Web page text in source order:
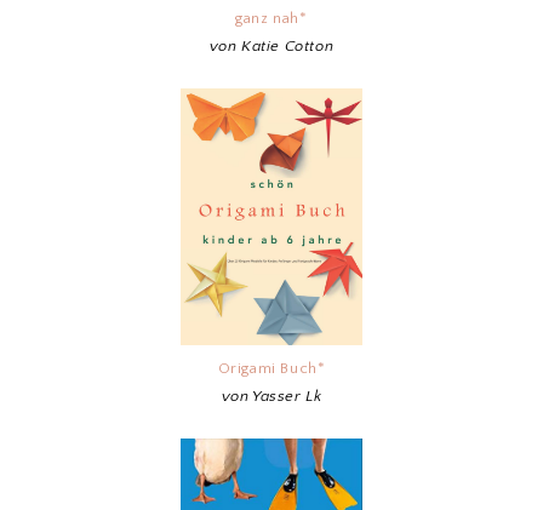
ganz nah*
von Katie Cotton
Origami Buch*
von Yasser Lk